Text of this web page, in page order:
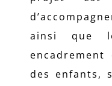
ainsi que le
des enfants,